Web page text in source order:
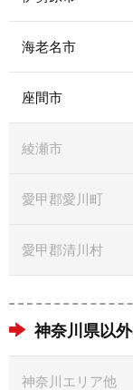
海老名市
座間市
綾瀬市
愛甲郡愛川町
愛甲郡清川村
神奈川県以
神奈川エリア他